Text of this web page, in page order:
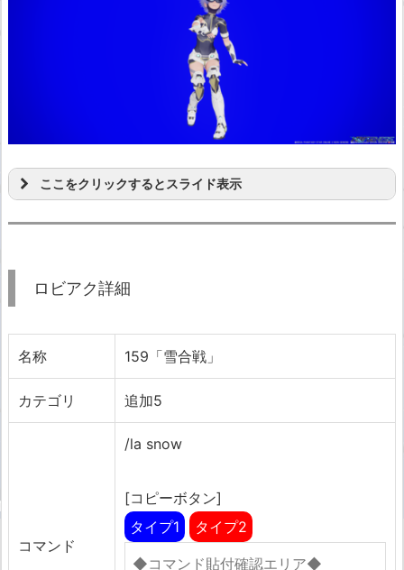
ここをクリックするとスライド表示
ロビアク詳細
名称 159「雪合戦」
カテゴリ 追加5
コマンド
/la snow
[コピーボタン]
タイプ1
タイプ2